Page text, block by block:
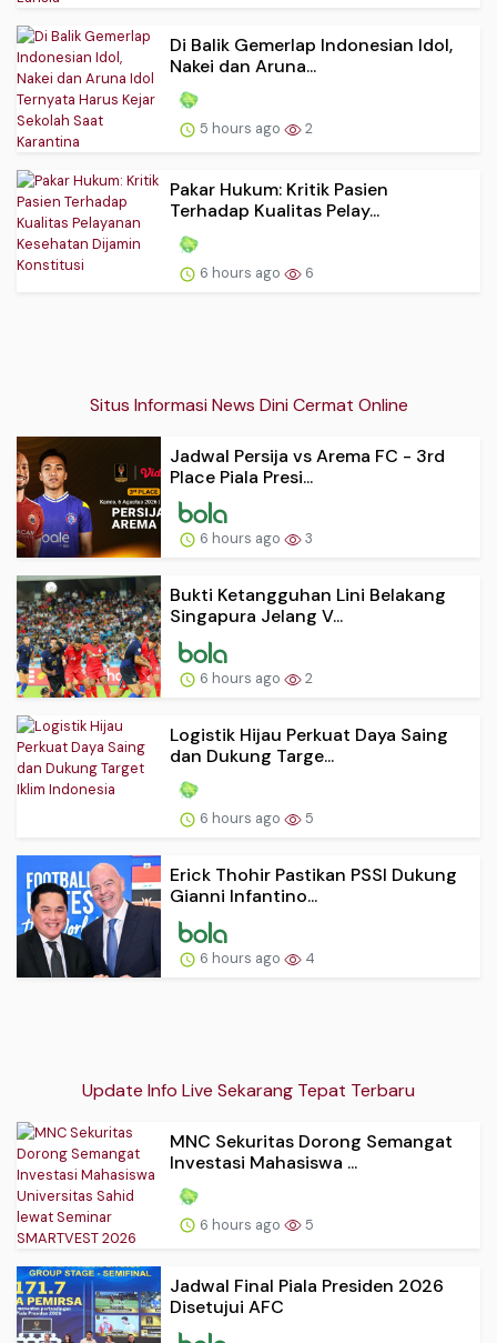
Di Balik Gemerlap Indonesian Idol,
Nakei dan Aruna...
5 hours ago 2
Pakar Hukum: Kritik Pasien
Terhadap Kualitas Pelay...
6 hours ago 6
Situs Informasi News Dini Cermat Online
Jadwal Persija vs Arema FC - 3rd
Place Piala Presi...
6 hours ago 3
Bukti Ketangguhan Lini Belakang
Singapura Jelang V...
6 hours ago 2
Logistik Hijau Perkuat Daya Saing
dan Dukung Targe...
6 hours ago 5
Erick Thohir Pastikan PSSI Dukung
Gianni Infantino...
6 hours ago 4
Update Info Live Sekarang Tepat Terbaru
MNC Sekuritas Dorong Semangat
Investasi Mahasiswa ...
6 hours ago 5
Jadwal Final Piala Presiden 2026
Disetujui AFC